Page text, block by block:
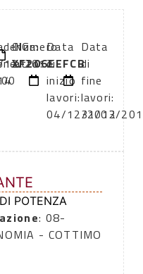
12/2012
Numero
atto:
CIG:
XF206EEFCB
Data
di
inizio
lavori:
04/12/2012
Data
di
fine
lavori:
31/03/
POTENZA
: 08-
- COTTIMO